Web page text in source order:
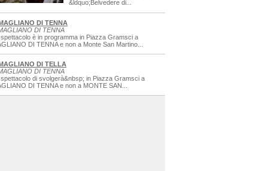
&ldquo;Belvedere di...
DI TENNA
DI TENNA
spettacolo è in programma in Piazza Gramsci a
DI TENNA e non a Monte San Martino...
DI TELLA
DI TENNA
spettacolo di svolgerà&nbsp; in Piazza Gramsci a
DI TENNA e non a MONTE SAN...